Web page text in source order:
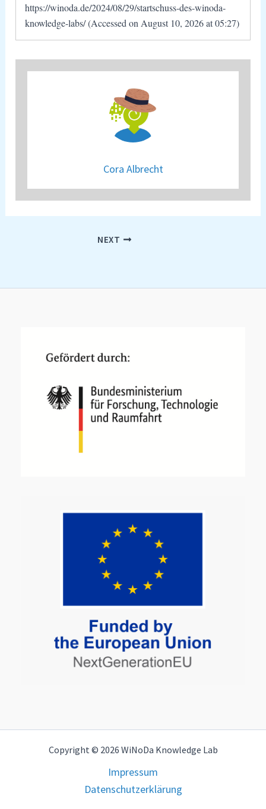
https://winoda.de/2024/08/29/startschuss-des-winoda-
knowledge-labs/ (Accessed on August 10, 2026 at 05:27)
Cora Albrecht
NEXT
Copyright © 2026 WiNoDa Knowledge Lab
Impressum
Datenschutzerklärung